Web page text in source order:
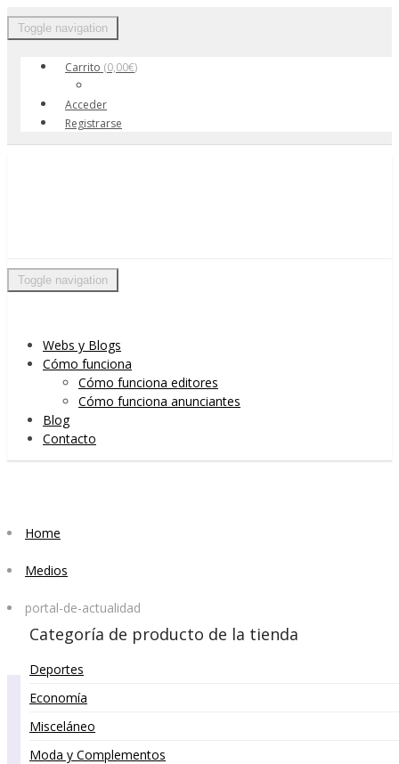
Toggle navigation
Carrito (0,00€)
Acceder
Registrarse
Menu
Skip to content
Toggle navigation
Webs y Blogs
Cómo funciona
Cómo funciona editores
Cómo funciona anunciantes
Blog
Contacto
Home
Medios
portal-de-actualidad
Categoría de producto de la tienda
Deportes
Economía
Misceláneo
Moda y Complementos